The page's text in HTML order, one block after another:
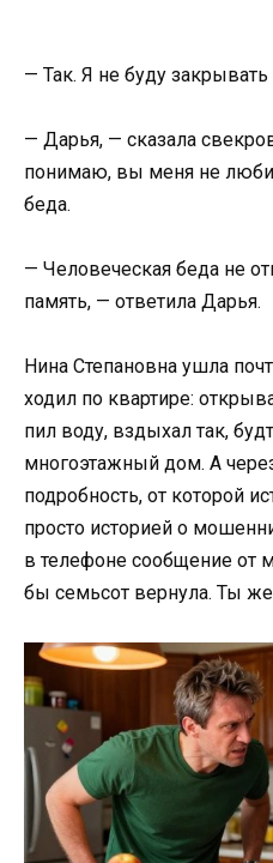
— Так. Я не буду
— Дарья, — сказала
понимаю, вы меня не
беда.
— Человеческая беда не
память, — ответила Дарья.
Нина Степановна ушла
ходил по квартире:
пил воду, вздыхал так,
многоэтажный дом. А
подробность, от которой
просто историей о
в телефоне сообщение от
бы семьсот вернула. Ты